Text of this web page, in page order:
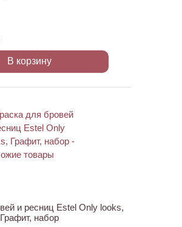
В корзину
и ресниц Estel Only looks,
Графит, набор